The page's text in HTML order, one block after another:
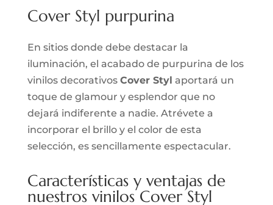
Cover Styl purpurina
En sitios donde debe destacar la
iluminación, el acabado de purpurina de los
vinilos decorativos Cover Styl aportará un
toque de glamour y esplendor que no
dejará indiferente a nadie. Atrévete a
incorporar el brillo y el color de esta
selección, es sencillamente espectacular.
Características y ventajas de
nuestros vinilos Cover Styl